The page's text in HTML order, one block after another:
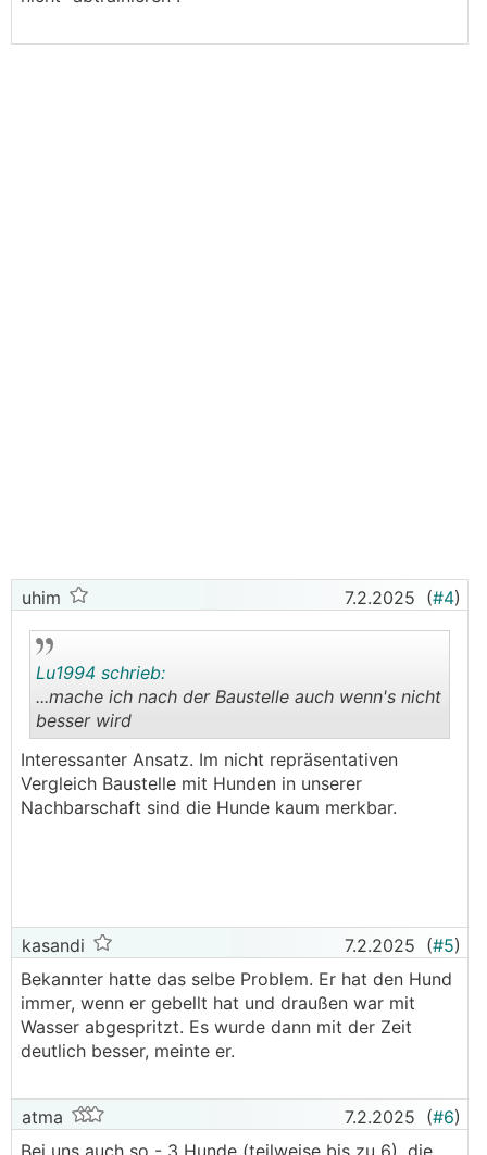
uhim 7.2.2025 (#4)
.
Lu1994 schrieb:
...mache ich nach der Baustelle auch wenn's nicht
besser wird
Interessanter Ansatz. Im nicht repräsentativen
Vergleich Baustelle mit Hunden in unserer
Nachbarschaft sind die Hunde kaum merkbar.
kasandi 7.2.2025 (#5)
Bekannter hatte das selbe Problem. Er hat den Hund
immer, wenn er gebellt hat und draußen war mit
Wasser abgespritzt. Es wurde dann mit der Zeit
deutlich besser, meinte er.
atma 7.2.2025 (#6)
Bei uns auch so - 3 Hunde (teilweise bis zu 6), die